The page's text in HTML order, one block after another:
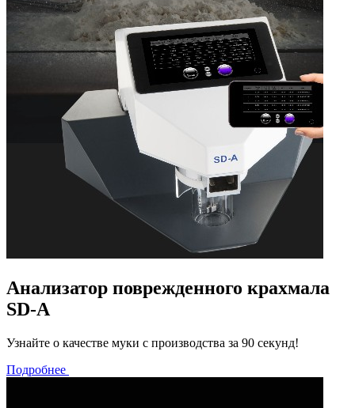
Анализатор поврежденного крахмала
SD-A
Узнайте о качестве муки с производства за 90 секунд!
Подробнее